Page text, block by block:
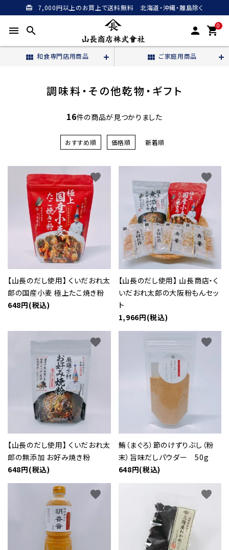
card_giftcard 7,000円以上のお買上で送料無料 北海道・沖縄・離島除く
menu search person 0
shopping_cart
view_module 和食専門店用商品 view_module ご家庭用商品
調味料・その他乾物・ギフト
16件の商品が見つかりました
おすすめ順 価格順 新着順
【山長のだし使用】 くいだおれ太
郎の国産小麦 極上たこ焼き粉
648円(税込)
favorite
【山長のだし使用】 山長商店・く
いだおれ太郎の大阪粉もんセッ
ト
1,966円(税込)
favorite
【山長のだし使用】 くいだおれ太
郎の無添加 お好み焼き粉
648円(税込)
favorite
鮪（まぐろ）節のけずりぶし（粉
末）旨味だしパウダー 50g
648円(税込)
favorite
favorite favorite